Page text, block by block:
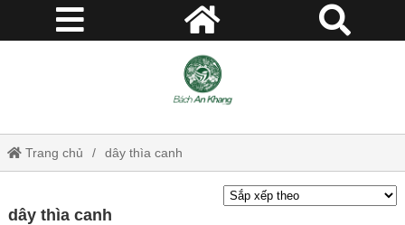
Trang chủ dây thìa canh
dây thìa canh